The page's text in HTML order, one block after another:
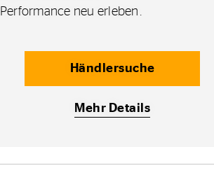
Performance neu erleben.
Händlersuche
Mehr Details